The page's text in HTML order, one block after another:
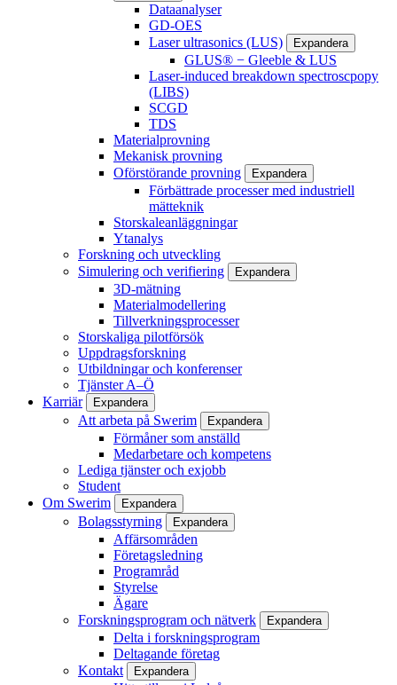
Dataanalyser
GD-OES
Laser ultrasonics (LUS)
Expandera
GLUS® − Gleeble & LUS
Laser-induced breakdown spectroscpopy
(LIBS)
SCGD
TDS
Materialprovning
Mekanisk provning
Oförstörande provning
Expandera
Förbättrade processer med industriell
mätteknik
Storskaleanläggningar
Ytanalys
Forskning och utveckling
Simulering och verifiering
Expandera
3D-mätning
Materialmodellering
Tillverkningsprocesser
Storskaliga pilotförsök
Uppdragsforskning
Utbildningar och konferenser
Tjänster A–Ö
Karriär
Expandera
Att arbeta på Swerim Expandera
Förmåner som anställd
Medarbetare och kompetens
Lediga tjänster och exjobb
Student
Om Swerim
Expandera
Bolagsstyrning Expandera
Affärsområden
Företagsledning
Programråd
Styrelse
Ägare
Forskningsprogram och nätverk
Expandera
Delta i forskningsprogram
Deltagande företag
Kontakt
Expandera